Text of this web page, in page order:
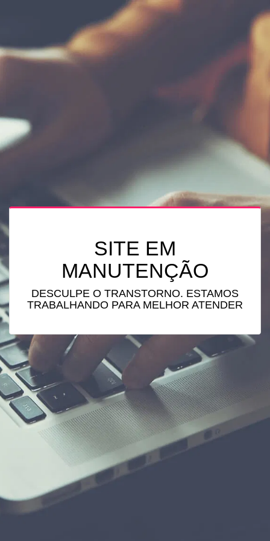
SITE EM
MANUTENÇÃO
DESCULPE O TRANSTORNO. ESTAMOS
TRABALHANDO PARA MELHOR ATENDER